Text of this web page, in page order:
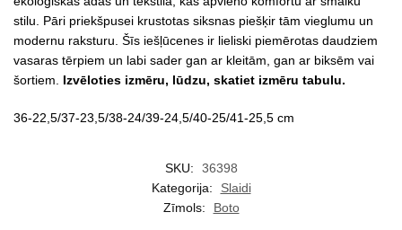
stilu. Pāri priekšpusei krustotas siksnas piešķir tām vieglumu un
modernu raksturu. Šīs iešļūcenes ir lieliski piemērotas daudziem
vasaras tērpiem un labi sader gan ar kleitām, gan ar biksēm vai
šortiem. Izvēloties izmēru, lūdzu, skatiet izmēru tabulu.
36-22,5/37-23,5/38-24/39-24,5/40-25/41-25,5 cm
SKU:
36398
Kategorija:
Slaidi
Zīmols:
Boto